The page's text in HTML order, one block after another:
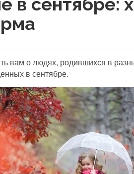
вам о людях, родившихся в
в сентябре.